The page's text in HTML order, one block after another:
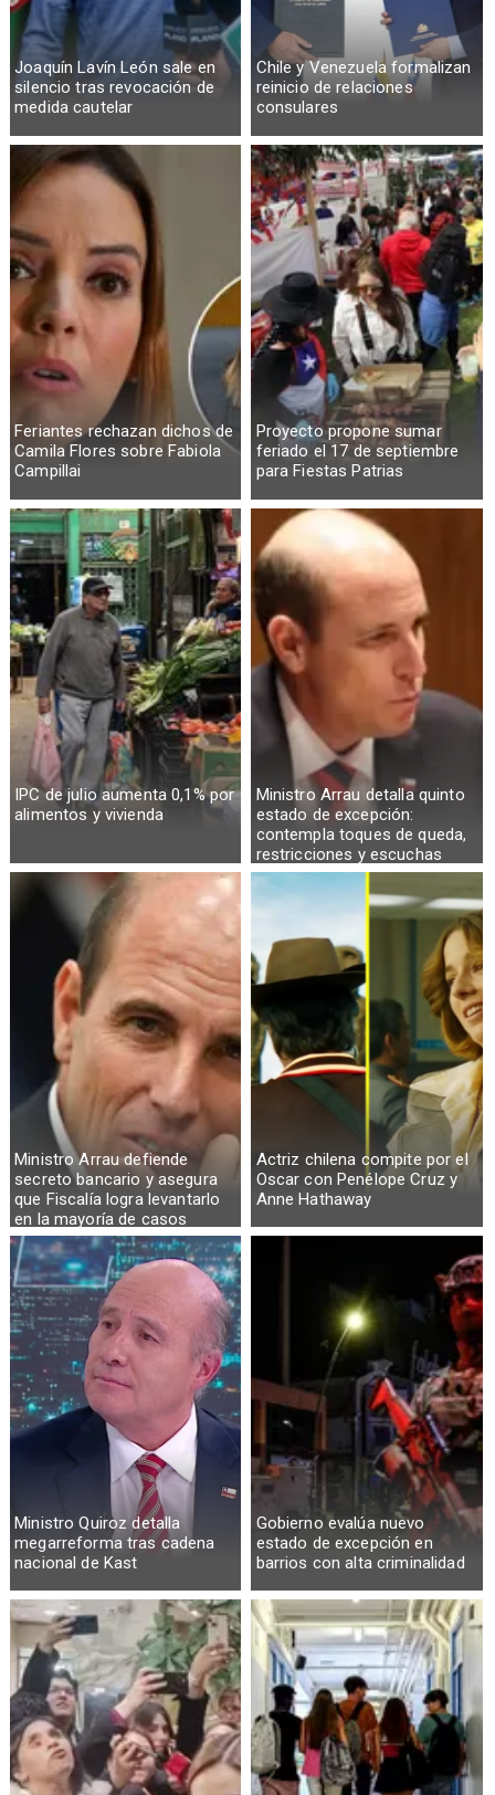
Joaquín Lavín León sale en
silencio tras revocación de
medida cautelar
Chile y Venezuela formalizan
reinicio de relaciones
consulares
Feriantes rechazan dichos de
Camila Flores sobre Fabiola
Campillai
Proyecto propone sumar
feriado el 17 de septiembre
para Fiestas Patrias
IPC de julio aumenta 0,1% por
alimentos y vivienda
Ministro Arrau detalla quinto
estado de excepción:
contempla toques de queda,
restricciones y escuchas
telefónicas en zonas críticas
Ministro Arrau defiende
secreto bancario y asegura
que Fiscalía logra levantarlo
en la mayoría de casos
Actriz chilena compite por el
Oscar con Penélope Cruz y
Anne Hathaway
Ministro Quiroz detalla
megarreforma tras cadena
nacional de Kast
Gobierno evalúa nuevo
estado de excepción en
barrios con alta criminalidad